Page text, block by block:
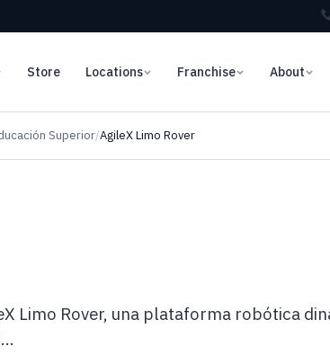
Store Locations Franchise About
Superior/AgileX Limo Rover
Limo Rover, una plataforma robótica